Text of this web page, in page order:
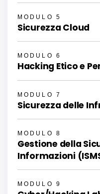
MODULO 5
Sicurezza Cloud
MODULO 6
Hacking Etico e
MODULO 7
Sicurezza delle
MODULO 8
Gestione della
Informazioni
MODULO 9